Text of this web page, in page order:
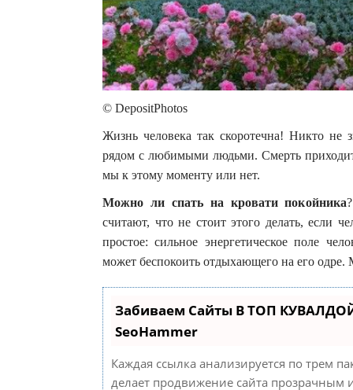
© DepositPhotos
Жизнь человека так скоротечна! Никто не
рядом с любимыми людьми. Смерть
мы к этому моменту или нет.
Можно ли спать на кровати покойника
считают, что не стоит этого делать, если
простое: сильное энергетическое поле
может беспокоить отдыхающего на его
Забиваем Сайты В ТОП
SeoHammer
Каждая ссылка анализируется по трем
делает продвижение сайта прозрачным